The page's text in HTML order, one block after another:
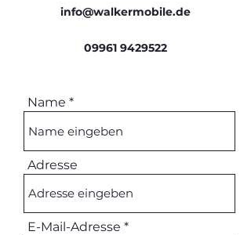
info@walkermobile.de
09961 9429522
Name
Adresse
E-Mail-Adresse